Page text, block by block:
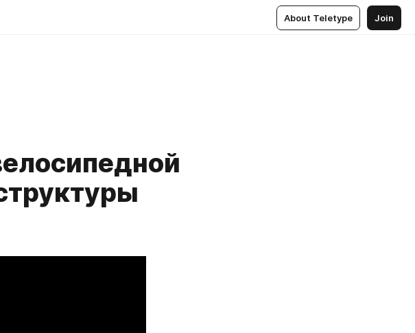
About Teletype Join